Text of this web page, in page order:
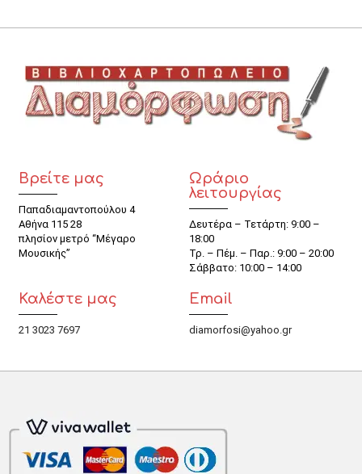
Βρείτε μας
Παπαδιαμαντοπούλου 4
Αθήνα 115 28
πλησίον μετρό “Μέγαρο
Μουσικής”
Ωράριο
λειτουργίας
Δευτέρα – Τετάρτη: 9:00 –
18:00
Τρ. – Πέμ. – Παρ.: 9:00 – 20:00
Σάββατο: 10:00 – 14:00
Καλέστε μας
21 3023 7697
Email
diamorfosi@yahoo.gr